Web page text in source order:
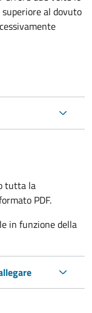
al dovuto
tutta la
PDF.
in funzione della